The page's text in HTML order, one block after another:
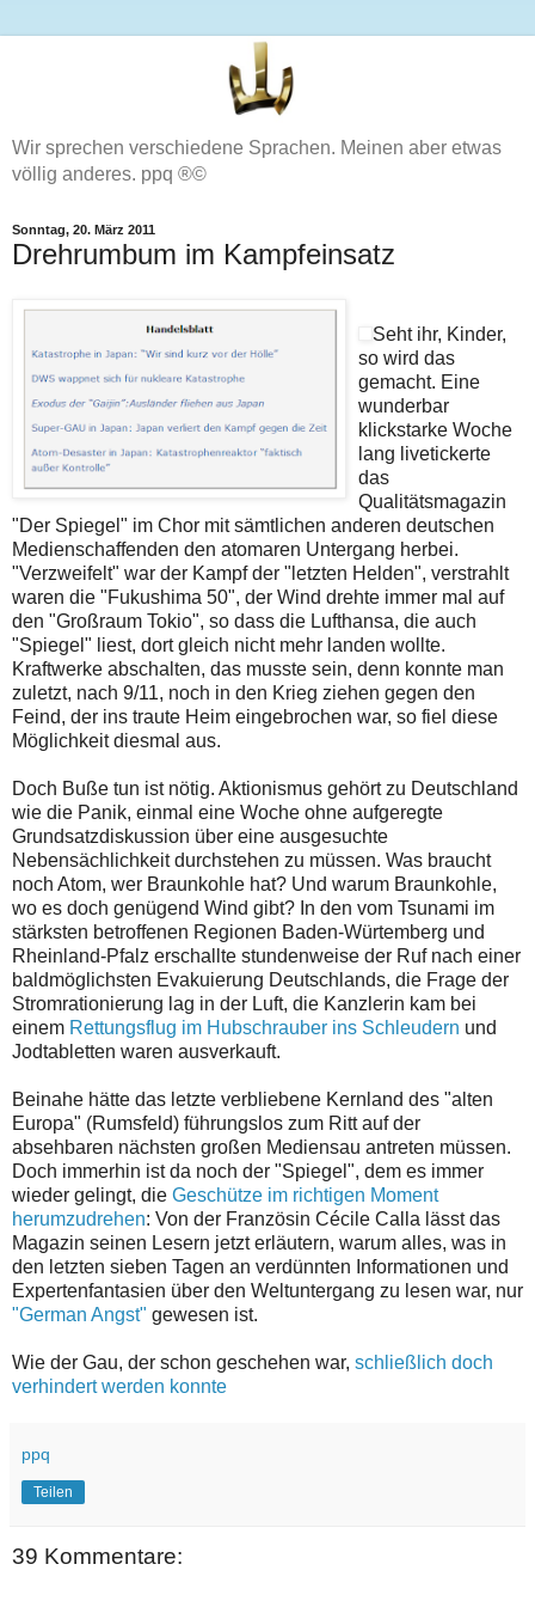
Wir sprechen verschiedene Sprachen. Meinen aber etwas
völlig anderes. ppq ®©
Sonntag, 20. März 2011
Drehrumbum im Kampfeinsatz
Seht ihr, Kinder,
so wird das
gemacht. Eine
wunderbar
klickstarke Woche
lang livetickerte
das
Qualitätsmagazin
"Der Spiegel" im Chor mit sämtlichen anderen deutschen
Medienschaffenden den atomaren Untergang herbei.
"Verzweifelt" war der Kampf der "letzten Helden", verstrahlt
waren die "Fukushima 50", der Wind drehte immer mal auf
den "Großraum Tokio", so dass die Lufthansa, die auch
"Spiegel" liest, dort gleich nicht mehr landen wollte.
Kraftwerke abschalten, das musste sein, denn konnte man
zuletzt, nach 9/11, noch in den Krieg ziehen gegen den
Feind, der ins traute Heim eingebrochen war, so fiel diese
Möglichkeit diesmal aus.
Doch Buße tun ist nötig. Aktionismus gehört zu Deutschland
wie die Panik, einmal eine Woche ohne aufgeregte
Grundsatzdiskussion über eine ausgesuchte
Nebensächlichkeit durchstehen zu müssen. Was braucht
noch Atom, wer Braunkohle hat? Und warum Braunkohle,
wo es doch genügend Wind gibt? In den vom Tsunami im
stärksten betroffenen Regionen Baden-Würtemberg und
Rheinland-Pfalz erschallte stundenweise der Ruf nach einer
baldmöglichsten Evakuierung Deutschlands, die Frage der
Stromrationierung lag in der Luft, die Kanzlerin kam bei
einem Rettungsflug im Hubschrauber ins Schleudern und
Jodtabletten waren ausverkauft.
Beinahe hätte das letzte verbliebene Kernland des "alten
Europa" (Rumsfeld) führungslos zum Ritt auf der
absehbaren nächsten großen Mediensau antreten müssen.
Doch immerhin ist da noch der "Spiegel", dem es immer
wieder gelingt, die Geschütze im richtigen Moment
herumzudrehen: Von der Französin Cécile Calla lässt das
Magazin seinen Lesern jetzt erläutern, warum alles, was in
den letzten sieben Tagen an verdünnten Informationen und
Expertenfantasien über den Weltuntergang zu lesen war, nur
"German Angst" gewesen ist.
Wie der Gau, der schon geschehen war, schließlich doch
verhindert werden konnte
ppq
Teilen
39 Kommentare: